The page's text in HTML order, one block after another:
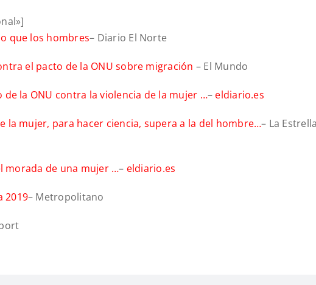
que los hombres– Diario El Norte
el pacto de la ONU sobre migración – El Mundo
la ONU contra la violencia de la mujer …– eldiario.es
la mujer, para hacer ciencia, supera a la del hombre…– La
morada de una mujer …– eldiario.es
2019– Metropolitano